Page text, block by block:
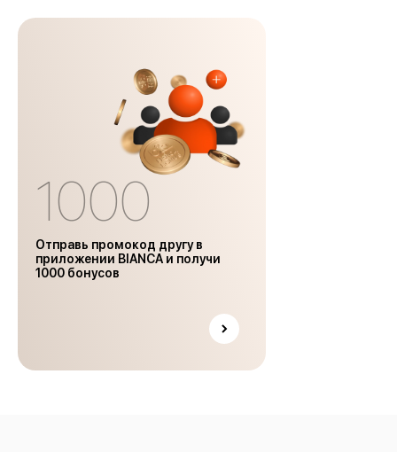
1000
Отправь промокод другу в
приложении BIANCA и получи
1000 бонусов